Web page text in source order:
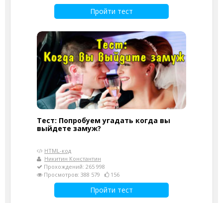
Пройти тест
Тест: Попробуем угадать когда вы
выйдете замуж?
HTML-код
Никитин Константин
Прохождений: 265 998
Просмотров: 388 579
156
Пройти тест